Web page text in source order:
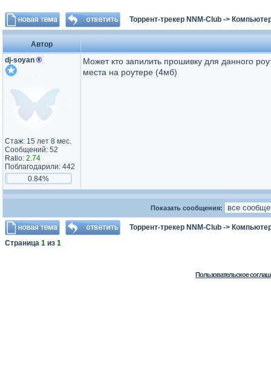
Торрент-трекер NNM-Club ->
Автор
dj-soyan ®
Стаж: 15 лет 8 мес.
Сообщений: 52
Ratio: 2.74
Поблагодарили: 442
0.84%
Может кто запилить прошивку для данного
места на роутере (4мб)
Показать сообщения:
Торрент-трекер NNM-Club ->
Страница 1 из 1
Пользовательское